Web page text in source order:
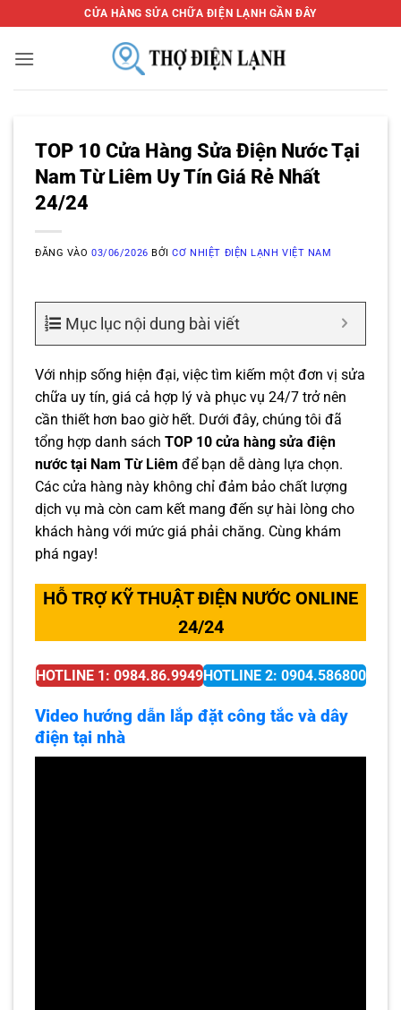
qua
nội
CỬA HÀNG SỬA CHỮA ĐIỆN LẠNH GẦN ĐÂY
TOP 10 Cửa Hàng Sửa Điện Nước Tại
Nam Từ Liêm Uy Tín Giá Rẻ Nhất
24/24
ĐĂNG VÀO03/06/2026 BỞICƠ NHIỆT ĐIỆN LẠNH VIỆT NAM
Mục lục nội dung bài viết
Với nhịp sống hiện đại, việc tìm kiếm một đơn vị sửa
chữa uy tín, giá cả hợp lý và phục vụ 24/7 trở nên
cần thiết hơn bao giờ hết. Dưới đây, chúng tôi đã
tổng hợp danh sách TOP 10 cửa hàng sửa điện
nước tại Nam Từ Liêm để bạn dễ dàng lựa chọn.
Các cửa hàng này không chỉ đảm bảo chất lượng
dịch vụ mà còn cam kết mang đến sự hài lòng cho
khách hàng với mức giá phải chăng. Cùng khám
phá ngay!
HỖ TRỢ KỸ THUẬT ĐIỆN NƯỚC ONLINE
24/24
HOTLINE 1: 0984.86.9949HOTLINE 2: 0904.586800
Video hướng dẫn lắp đặt công tắc và dây
điện tại nhà